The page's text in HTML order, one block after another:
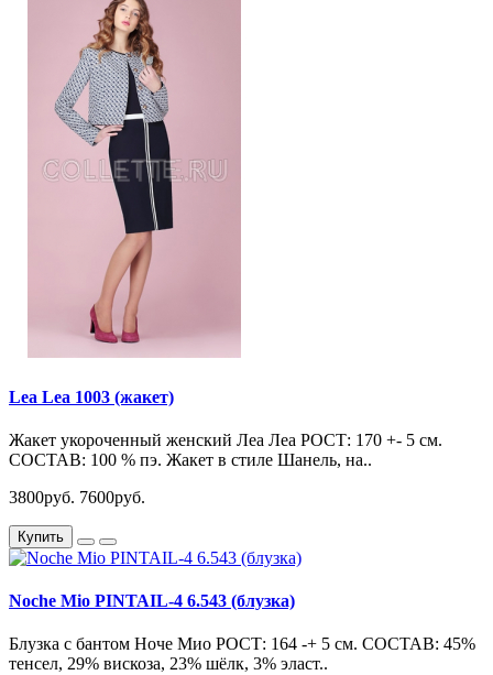
Lea Lea 1003 (жакет)
Жакет укороченный женский Леа Леа РОСТ: 170 +- 5 см.
СОСТАВ: 100 % пэ. Жакет в стиле Шанель, на..
3800руб. 7600руб.
Купить
Noche Mio PINTAIL-4 6.543 (блузка)
Блузка с бантом Ноче Мио РОСТ: 164 -+ 5 см. СОСТАВ: 45%
тенсел, 29% вискоза, 23% шёлк, 3% эласт..